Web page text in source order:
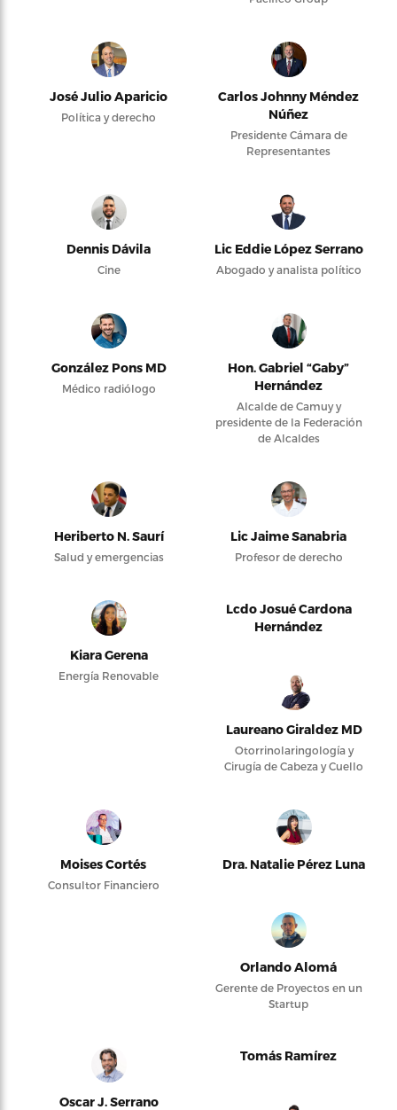
José Julio Aparicio
Política y derecho
Carlos Johnny Méndez
Núñez
Presidente Cámara de
Representantes
Dennis Dávila
Cine
Lic Eddie López Serrano
Abogado y analista político
González Pons MD
Médico radiólogo
Hon. Gabriel “Gaby”
Hernández
Alcalde de Camuy y
presidente de la Federación
de Alcaldes
Heriberto N. Saurí
Salud y emergencias
Lic Jaime Sanabria
Profesor de derecho
Kiara Gerena
Energía Renovable
Lcdo Josué Cardona
Hernández
Laureano Giraldez MD
Otorrinolaringología y
Cirugía de Cabeza y Cuello
Moises Cortés
Consultor Financiero
Dra. Natalie Pérez Luna
Orlando Alomá
Gerente de Proyectos en un
Startup
Oscar J. Serrano
Tomás Ramírez